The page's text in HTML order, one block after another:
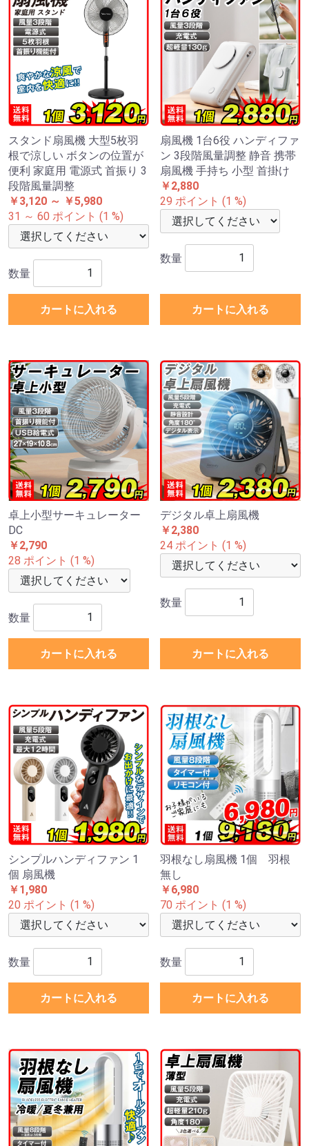
スタンド扇風機 大型5枚羽
根で涼しい ボタンの位置が
便利 家庭用 電源式 首振り 3
段階風量調整
￥3,120 ～ ￥5,980
31 ～ 60 ポイント (1 %)
数量
カートに入れる
扇風機 1台6役 ハンディファ
ン 3段階風量調整 静音 携帯
扇風機 手持ち 小型 首掛け
￥2,880
29 ポイント (1 %)
数量
カートに入れる
卓上小型サーキュレーター
DC
￥2,790
28 ポイント (1 %)
数量
カートに入れる
デジタル卓上扇風機
￥2,380
24 ポイント (1 %)
数量
カートに入れる
シンプルハンディファン 1
個 扇風機
￥1,980
20 ポイント (1 %)
数量
カートに入れる
羽根なし扇風機 1個 羽根
無し
￥6,980
70 ポイント (1 %)
数量
カートに入れる